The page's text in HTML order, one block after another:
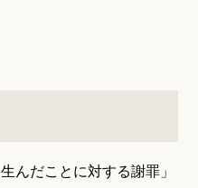
んだことに対する謝罪」